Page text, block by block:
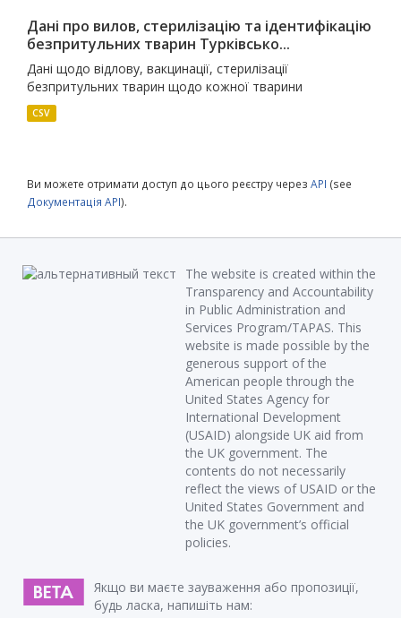
Дані про вилов, стерилізацію та ідентифікацію
безпритульних тварин Турківсько...
Дані щодо відлову, вакцинації, стерилізації
безпритульних тварин щодо кожної тварини
CSV
Ви можете отримати доступ до цього реєстру через API (see
Документація API).
The website is created within the
Transparency and Accountability
in Public Administration and
Services Program/TAPAS. This
website is made possible by the
generous support of the
American people through the
United States Agency for
International Development
(USAID) alongside UK aid from
the UK government. The
contents do not necessarily
reflect the views of USAID or the
United States Government and
the UK government’s official
policies.
Якщо ви маєте зауваження або пропозиції,
будь ласка, напишіть нам: